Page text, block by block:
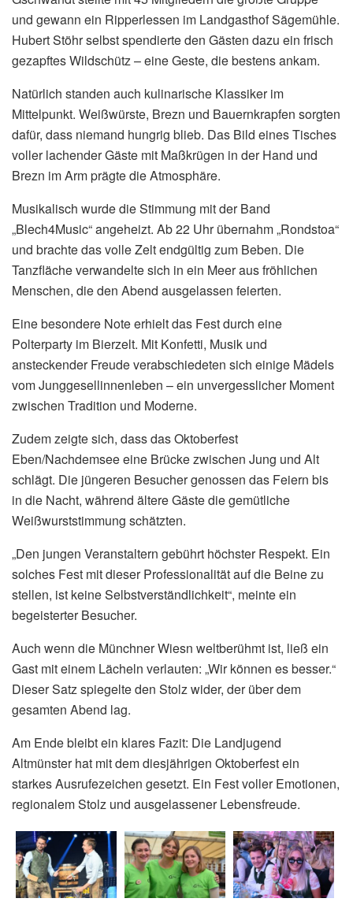
und gewann ein Ripperlessen im Landgasthof Sägemühle.
Hubert Stöhr selbst spendierte den Gästen dazu ein frisch
gezapftes Wildschütz – eine Geste, die bestens ankam.
Natürlich standen auch kulinarische Klassiker im
Mittelpunkt. Weißwürste, Brezn und Bauernkrapfen sorgten
dafür, dass niemand hungrig blieb. Das Bild eines Tisches
voller lachender Gäste mit Maßkrügen in der Hand und
Brezn im Arm prägte die Atmosphäre.
Musikalisch wurde die Stimmung mit der Band
„Blech4Music“ angeheizt. Ab 22 Uhr übernahm „Rondstoa“
und brachte das volle Zelt endgültig zum Beben. Die
Tanzfläche verwandelte sich in ein Meer aus fröhlichen
Menschen, die den Abend ausgelassen feierten.
Eine besondere Note erhielt das Fest durch eine
Polterparty im Bierzelt. Mit Konfetti, Musik und
ansteckender Freude verabschiedeten sich einige Mädels
vom Junggesellinnenleben – ein unvergesslicher Moment
zwischen Tradition und Moderne.
Zudem zeigte sich, dass das Oktoberfest
Eben/Nachdemsee eine Brücke zwischen Jung und Alt
schlägt. Die jüngeren Besucher genossen das Feiern bis
in die Nacht, während ältere Gäste die gemütliche
Weißwurststimmung schätzten.
„Den jungen Veranstaltern gebührt höchster Respekt. Ein
solches Fest mit dieser Professionalität auf die Beine zu
stellen, ist keine Selbstverständlichkeit“, meinte ein
begeisterter Besucher.
Auch wenn die Münchner Wiesn weltberühmt ist, ließ ein
Gast mit einem Lächeln verlauten: „Wir können es besser.“
Dieser Satz spiegelte den Stolz wider, der über dem
gesamten Abend lag.
Am Ende bleibt ein klares Fazit: Die Landjugend
Altmünster hat mit dem diesjährigen Oktoberfest ein
starkes Ausrufezeichen gesetzt. Ein Fest voller Emotionen,
regionalem Stolz und ausgelassener Lebensfreude.